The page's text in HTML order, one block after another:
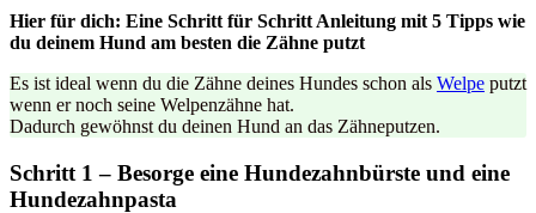
Hier für dich: Eine Schritt für Schritt Anleitung mit 5 Tipps wie
du deinem Hund am besten die Zähne putzt
Es ist ideal wenn du die Zähne deines Hundes schon als Welpe putzt
wenn er noch seine Welpenzähne hat.
Dadurch gewöhnst du deinen Hund an das Zähneputzen.
Schritt 1 – Besorge eine Hundezahnbürste und eine
Hundezahnpasta